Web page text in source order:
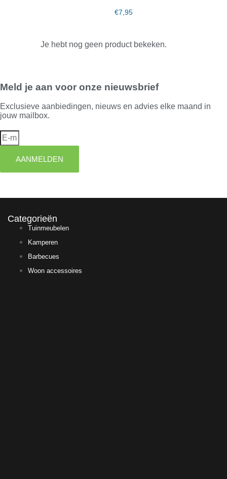
€7,95
Je hebt nog geen product bekeken.
Meld je aan voor onze nieuwsbrief
Exclusieve aanbiedingen, nieuws en advies elke maand in
jouw mailbox.
AANMELDEN
Categorieën
Tuinmeubelen
Kamperen
Barbecues
Woon accessoires